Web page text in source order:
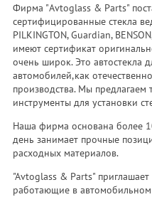
Фирма "Avtoglass & Parts"
сертифицированные стекла
PILKINGTON, Guardian,
имеют сертификат
очень широк. Это автостекла
автомобилей,как
производства. Мы
инструменты для установки
Наша фирма основана более
день занимает прочные
расходных материалов.
"Avtoglass & Parts"
работающие в автомобильном